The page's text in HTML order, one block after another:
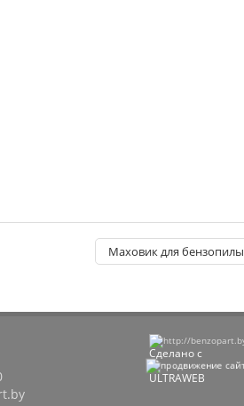
Маховик для
Сделано с
ULTRAWEB